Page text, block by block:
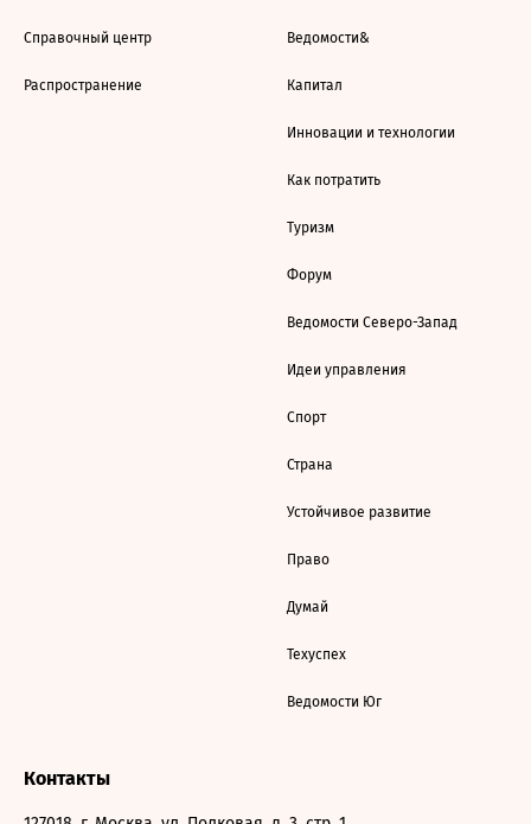
Справочный центр
Распространение
Ведомости&
Капитал
Инновации и технологии
Как потратить
Туризм
Форум
Ведомости Северо-Запад
Идеи управления
Спорт
Страна
Устойчивое развитие
Право
Думай
Техуспех
Ведомости Юг
Контакты